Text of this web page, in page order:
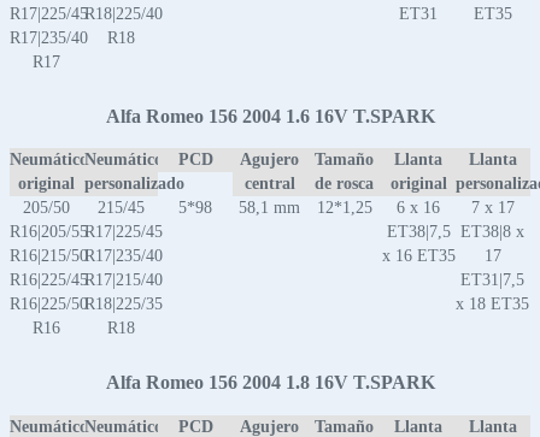
R17|225/45
R17|235/40
R17
R18|225/40
R18
ET31
ET35
Alfa Romeo 156 2004 1.6 16V T.SPARK
Neumático
original
Neumático
personalizado
PCD
Agujero
central
Tamaño
de rosca
Llanta
original
Llanta
205/50
R16|205/55
R16|215/50
R16|225/45
R16|225/50
R16
215/45
R17|225/45
R17|235/40
R17|215/40
R18|225/35
R18
5*98 58,1 mm 12*1,25
6 x 16
ET38|7,5
x 16 ET35
7 x 17
ET38|8 x
17
ET31|7,5
x 18 ET35
Alfa Romeo 156 2004 1.8 16V T.SPARK
NeumáticoNeumático
PCD
Agujero
Tamaño
Llanta
Llanta